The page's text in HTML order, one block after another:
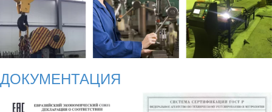
ДОКУМЕНТАЦИЯ